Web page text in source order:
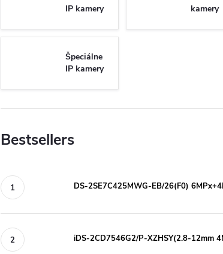
IP kamery
kamery
Špeciálne
IP kamery
Bestsellers
DS-2SE7C425MWG-EB/26(F0)
iDS-2CD7546G2/P-XZHSY(2.8-12mm